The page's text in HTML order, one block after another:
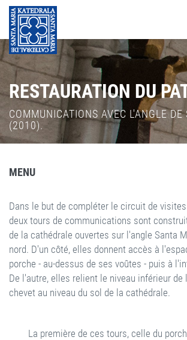
RESTAURATION DU
COMMUNICATIONS AVEC L'ANGLE
(2010).
MENU
Dans le but de compléter le circuit de
deux tours de communications sont
de la cathédrale ouvertes sur l'angle Santa
nord. D'un côté, elles donnent accès à
porche - au-dessus de ses voûtes - puis à
De l'autre, elles relient le niveau inférieur de
chevet au niveau du sol de la cathédrale.
La première de ces tours, celle du